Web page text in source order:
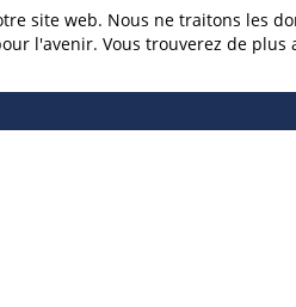
site web. Nous ne traitons les
l'avenir. Vous trouverez de